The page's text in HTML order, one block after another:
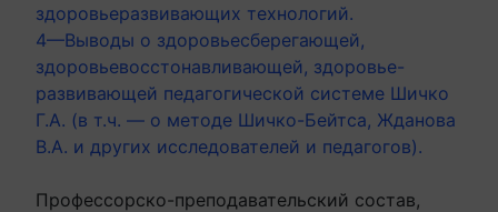
здоровьеразвивающих технологий.
4—Выводы о здоровьесберегающей,
здоровьевосстонавливающей, здоровье-
развивающей педагогической системе Шичко
Г.А. (в т.ч. — о методе Шичко-Бейтса, Жданова
В.А. и других исследователей и педагогов).
Профессорско-преподавательский состав,